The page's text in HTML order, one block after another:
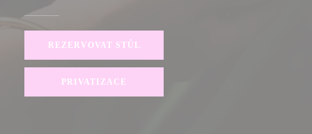
REZERVOVAT STŮL
PRIVATIZACE